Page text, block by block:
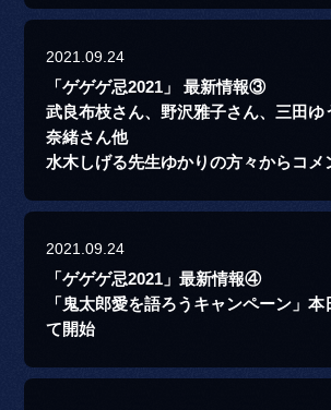
2021.09.24
「ゲゲゲ忌2021」 最新情報③
武良布枝さん、野沢雅子さん、三田ゆ
奈緒さん他
水木しげる先生ゆかりの方々からコメ
2021.09.24
「ゲゲゲ忌2021」最新情報④
「鬼太郎愛を語ろうキャンペーン」
て開始